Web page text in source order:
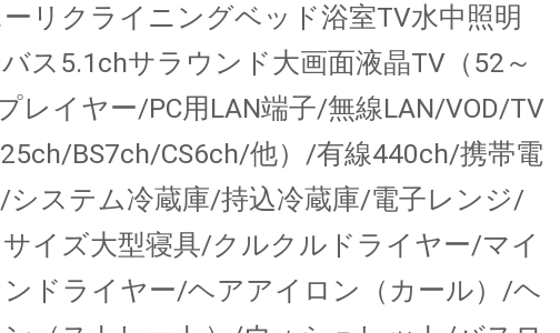
リクライニングベッド浴室TV水中照明
ス5.1chサラウンド大画面液晶TV（52～
レイヤー/PC用LAN端子/無線LAN/VOD/TV
BS7ch/CS6ch/他）/有線440ch/携帯電
システム冷蔵庫/持込冷蔵庫/電子レンジ/
イズ大型寝具/クルクルドライヤー/マイ
ドライヤー/ヘアアイロン（カール）/ヘ